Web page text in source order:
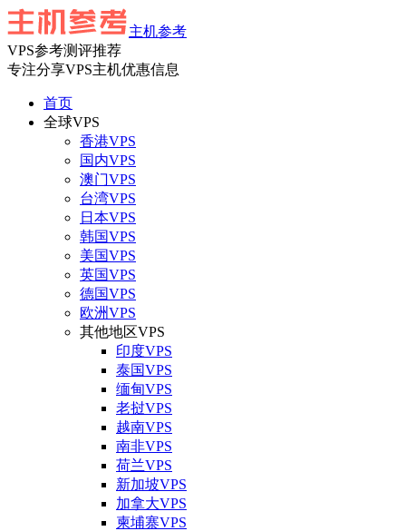
主机参考
VPS参考测评推荐
专注分享VPS主机优惠信息
首页
全球VPS
香港VPS
国内VPS
澳门VPS
台湾VPS
日本VPS
韩国VPS
美国VPS
英国VPS
德国VPS
欧洲VPS
其他地区VPS
印度VPS
泰国VPS
缅甸VPS
老挝VPS
越南VPS
南非VPS
荷兰VPS
新加坡VPS
加拿大VPS
柬埔寨VPS